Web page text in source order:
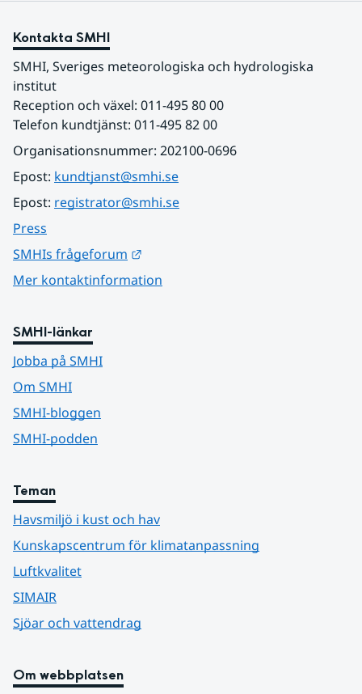
Kontakta SMHI
SMHI, Sveriges meteorologiska och hydrologiska
institut
Reception och växel: 011-495 80 00
Telefon kundtjänst: 011-495 82 00
Organisationsnummer: 202100-0696
Epost: kundtjanst@smhi.se
Epost: registrator@smhi.se
Press
SMHIs frågeforum
Mer kontaktinformation
SMHI-länkar
Jobba på SMHI
Om SMHI
SMHI-bloggen
SMHI-podden
Teman
Havsmiljö i kust och hav
Kunskapscentrum för klimatanpassning
Luftkvalitet
SIMAIR
Sjöar och vattendrag
Om webbplatsen